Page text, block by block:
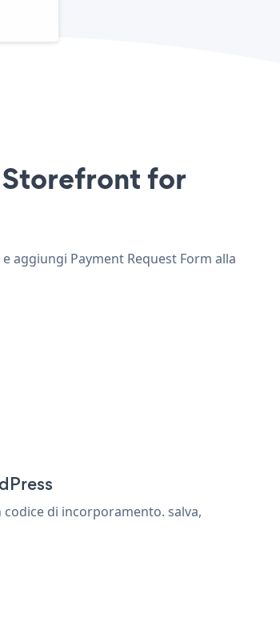
Storefront for
aggiungi Payment Request Form alla
di incorporamento. salva,